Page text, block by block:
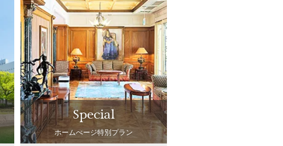
special
ホームぺージ特別プラン